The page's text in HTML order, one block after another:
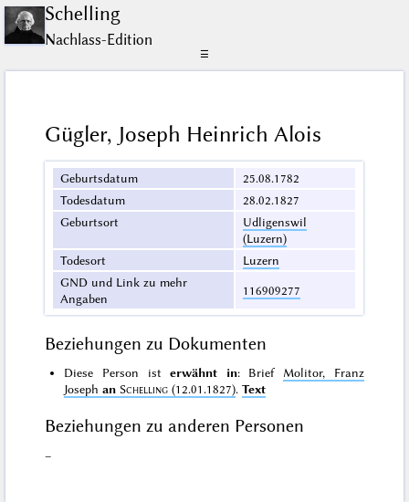
Schelling
Nachlass-Edition
☰
Gügler, Joseph Heinrich Alois
Geburtsdatum
25.08.1782
Todesdatum
28.02.1827
Geburtsort
Udligenswil
(Luzern)
Todesort
Luzern
GND und Link zu mehr
Angaben
116909277
Beziehungen zu Dokumenten
Diese Person isterwähnt in: Brief Molitor, Franz
Josephan Schelling (12.01.1827).Text
Beziehungen zu anderen Personen
–